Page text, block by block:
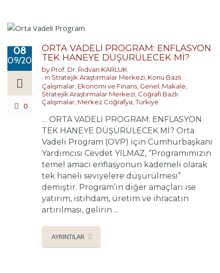
08
09/2024
0
ORTA VADELİ PROGRAM: ENFLASYON
TEK HANEYE DÜŞÜRÜLECEK Mİ?
by Prof. Dr. Rıdvan KARLUK
in Stratejik Araştırmalar Merkezi Konu Bazlı
Çalışmalar Ekonomi ve Finans Genel Makale
Stratejik Araştırmalar Merkezi Coğrafi Bazlı
Çalışmalar Merkez Coğrafya ,Türkiye
… ORTA VADELİ PROGRAM: ENFLASYON
TEK HANEYE DÜŞÜRÜLECEK Mİ? Orta
Vadeli Program (OVP) için Cumhurbaşkanı
Yardımcısı Cevdet YILMAZ, “Programımızın
temel amacı enflasyonun kademeli olarak
tek haneli seviyelere düşürülmesi”
demiştir. Program’ın diğer amaçları ise
yatırım, istihdam, üretim ve ihracatın
artırılması, gelirin ...
AYRINTILAR